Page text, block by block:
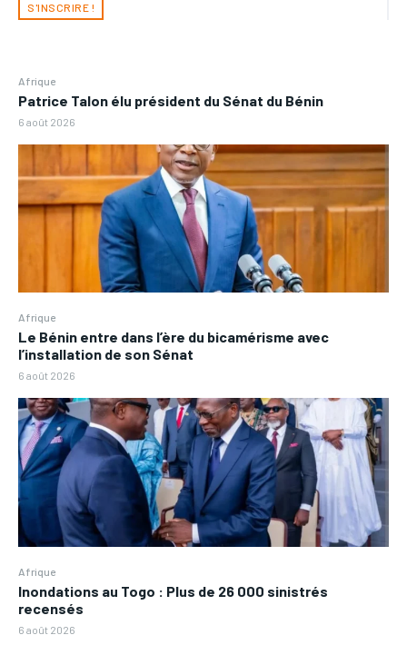
S'INSCRIRE !
Afrique
Patrice Talon élu président du Sénat du Bénin
6 août 2026
Afrique
Le Bénin entre dans l’ère du bicamérisme avec
l’installation de son Sénat
6 août 2026
Afrique
Inondations au Togo : Plus de 26 000 sinistrés
recensés
6 août 2026